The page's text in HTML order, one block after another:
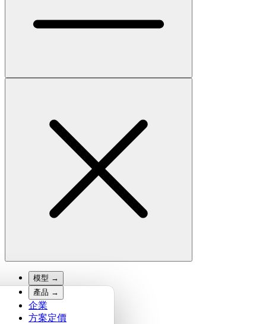
模型 →
產品 →
企業
方案定價